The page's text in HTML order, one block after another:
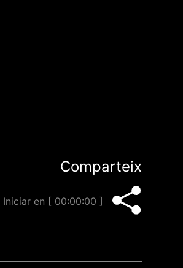
Comparteix
Iniciar en [ 00:00:00 ]